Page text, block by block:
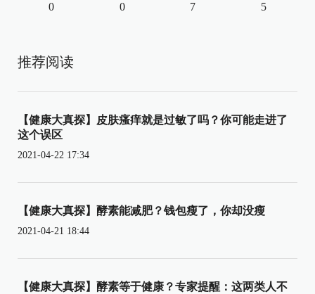
0 0 7 5
推荐阅读
【健康大真探】皮肤瘙痒就是过敏了吗？你可能走进了
这个误区
2021-04-22 17:34
【健康大真探】酵素能减肥？钱包瘦了，你却没瘦
2021-04-21 18:44
【健康大真探】酵素等于健康？专家提醒：这两类人不